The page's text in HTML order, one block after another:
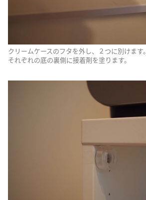
クリームケースのフタを外し、２つに別けます。
それぞれの底の裏側に接着剤を塗ります。